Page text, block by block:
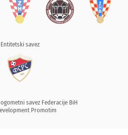
Entitetski savez
savez Federacije BiH
Promotim